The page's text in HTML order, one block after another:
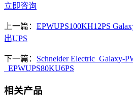
立即咨询
上一篇： EPWUPS100KH12PS
出UPS
下一篇： Schneider Electric_Galaxy-
_EPWUPS80KU6PS
相关产品